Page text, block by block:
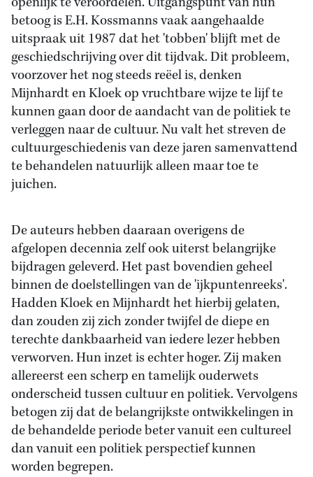
betoog is E.H. Kossmanns vaak aangehaalde
uitspraak uit 1987 dat het 'tobben' blijft met de
geschiedschrijving over dit tijdvak. Dit probleem,
voorzover het nog steeds reëel is, denken
Mijnhardt en Kloek op vruchtbare wijze te lijf te
kunnen gaan door de aandacht van de politiek te
verleggen naar de cultuur. Nu valt het streven de
cultuurgeschiedenis van deze jaren samenvattend
te behandelen natuurlijk alleen maar toe te
juichen.
De auteurs hebben daaraan overigens de
afgelopen decennia zelf ook uiterst belangrijke
bijdragen geleverd. Het past bovendien geheel
binnen de doelstellingen van de 'ijkpuntenreeks'.
Hadden Kloek en Mijnhardt het hierbij gelaten,
dan zouden zij zich zonder twijfel de diepe en
terechte dankbaarheid van iedere lezer hebben
verworven. Hun inzet is echter hoger. Zij maken
allereerst een scherp en tamelijk ouderwets
onderscheid tussen cultuur en politiek. Vervolgens
betogen zij dat de belangrijkste ontwikkelingen in
de behandelde periode beter vanuit een cultureel
dan vanuit een politiek perspectief kunnen
worden begrepen.